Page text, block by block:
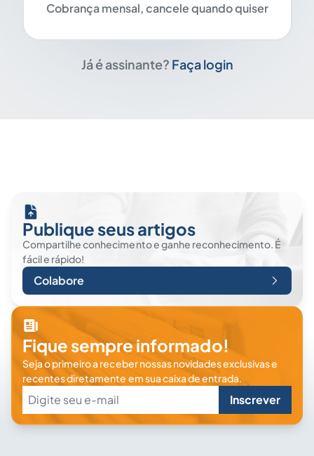
Cobrança mensal, cancele quando quiser
Já é assinante? Faça login
Publique seus artigos
Compartilhe conhecimento e ganhe reconhecimento. É
fácil e rápido!
Colabore
Fique sempre informado!
Seja o primeiro a receber nossas novidades exclusivas e
recentes diretamente em sua caixa de entrada.
Inscrever